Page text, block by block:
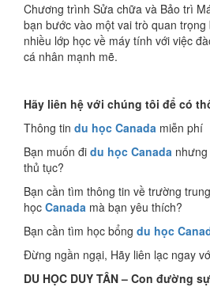
Chương trình Sửa chữa và Bảo trì
bạn bước vào một vai trò quan
nhiều lớp học về máy tính với việc
cá nhân mạnh mẽ.
Hãy liên hệ với chúng tôi để có
Thông tin du học Canada miễn phí
Bạn muốn đi du học Canada
thủ tục?
Bạn cần tìm thông tin về trường
học Canada mà bạn yêu thích?
Bạn cần tìm học bổng du học
Đừng ngần ngại, Hãy liên lạc ngay
DU HỌC DUY TÂN – Con đường